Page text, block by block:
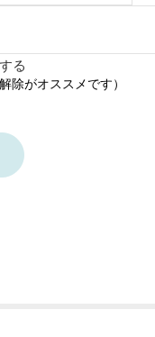
る
除がオススメです）